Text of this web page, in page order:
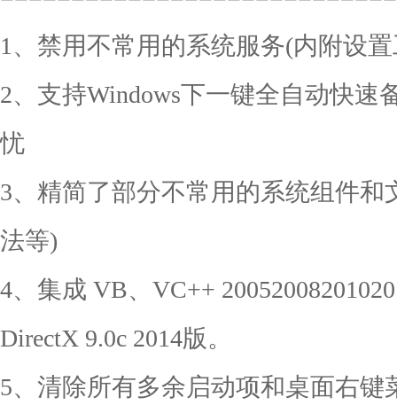
1、禁用不常用的系统服务(内附设
2、支持Windows下一键全自动快速
忧
3、精简了部分不常用的系统组件
法等)
4、集成 VB、VC++
DirectX 9.0c 2014版。
5、清除所有多余启动项和桌面右